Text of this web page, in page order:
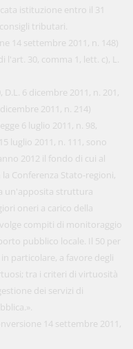
istituzione entro il 31
tributari.
14 settembre 2011, n. 148)
l'art. 30, comma 1, lett. c), L.
6 dicembre 2011, n. 201,
2011, n. 214)
6 luglio 2011, n. 98,
luglio 2011, n. 111, sono
2012 il fondo di cui al
Conferenza Stato-regioni,
un'apposita struttura
oneri a carico della
compiti di monitoraggio
pubblico locale. Il 50 per
particolare, a favore degli
tra i criteri di virtuosità
dei servizi di
14 settembre 2011,